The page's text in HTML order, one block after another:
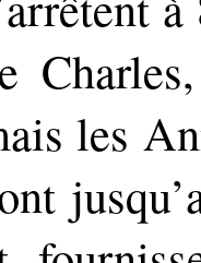
les